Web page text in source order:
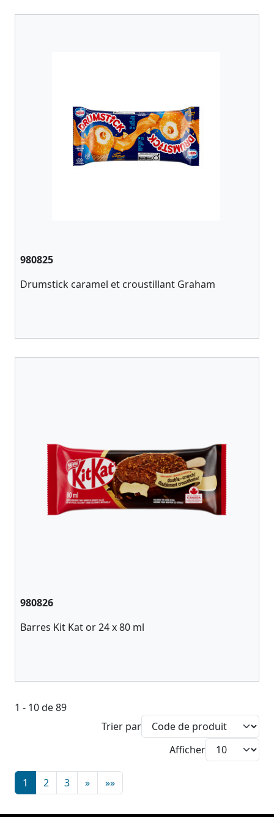
980825
Drumstick caramel et croustillant Graham
980826
Barres Kit Kat or 24 x 80 ml
1 - 10 de 89
Trier par
Afficher
1 2 3 » »»